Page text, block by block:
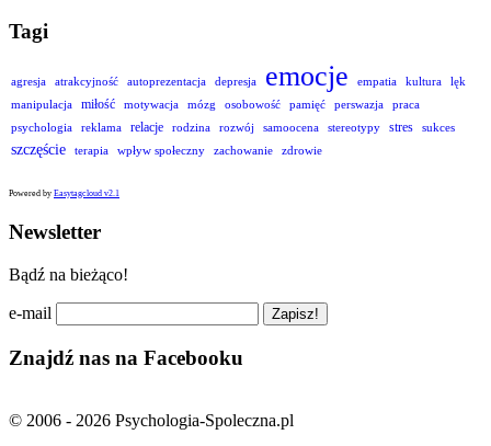
Tagi
agresja atrakcyjność autoprezentacja depresja emocje empatia kultura
lęk
manipulacja
miłość motywacja mózg osobowość pamięć perswazja
praca
psychologia
reklama relacje rodzina rozwój samoocena stereotypy stres sukces
szczęście terapia wpływ społeczny zachowanie zdrowie
Powered by Easytagcloud v2.1
Newsletter
Bądź na bieżąco!
e-mail
Znajdź nas na Facebooku
© 2006 - 2026 Psychologia-Spoleczna.pl